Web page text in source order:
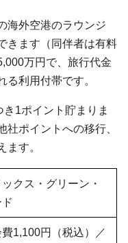
海外空港のラウンジ
きます（同伴者は有料
万円で、旅行代金
利用付帯です。
1ポイント貯まりま
ポイントへの移行、
す。
クス・グリーン・
費1,100円（税込）／